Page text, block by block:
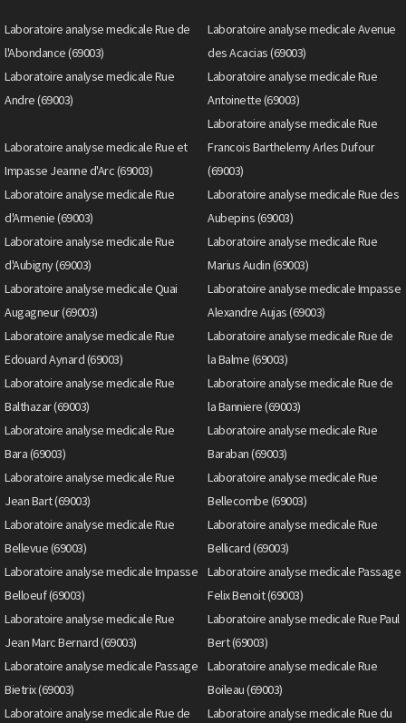
Laboratoire analyse medicale Rue de
l'Abondance (69003)
Laboratoire analyse medicale Avenue
des Acacias (69003)
Laboratoire analyse medicale Rue
Andre (69003)
Laboratoire analyse medicale Rue
Antoinette (69003)
Laboratoire analyse medicale Rue et
Impasse Jeanne d'Arc (69003)
Laboratoire analyse medicale Rue
Francois Barthelemy Arles Dufour
(69003)
Laboratoire analyse medicale Rue
d'Armenie (69003)
Laboratoire analyse medicale Rue des
Aubepins (69003)
Laboratoire analyse medicale Rue
d'Aubigny (69003)
Laboratoire analyse medicale Rue
Marius Audin (69003)
Laboratoire analyse medicale Quai
Augagneur (69003)
Laboratoire analyse medicale Impasse
Alexandre Aujas (69003)
Laboratoire analyse medicale Rue
Edouard Aynard (69003)
Laboratoire analyse medicale Rue de
la Balme (69003)
Laboratoire analyse medicale Rue
Balthazar (69003)
Laboratoire analyse medicale Rue de
la Banniere (69003)
Laboratoire analyse medicale Rue
Bara (69003)
Laboratoire analyse medicale Rue
Baraban (69003)
Laboratoire analyse medicale Rue
Jean Bart (69003)
Laboratoire analyse medicale Rue
Bellecombe (69003)
Laboratoire analyse medicale Rue
Bellevue (69003)
Laboratoire analyse medicale Rue
Bellicard (69003)
Laboratoire analyse medicale Impasse
Belloeuf (69003)
Laboratoire analyse medicale Passage
Felix Benoit (69003)
Laboratoire analyse medicale Rue
Jean Marc Bernard (69003)
Laboratoire analyse medicale Rue Paul
Bert (69003)
Laboratoire analyse medicale Passage
Bietrix (69003)
Laboratoire analyse medicale Rue
Boileau (69003)
Laboratoire analyse medicale Rue de
Laboratoire analyse medicale Rue du